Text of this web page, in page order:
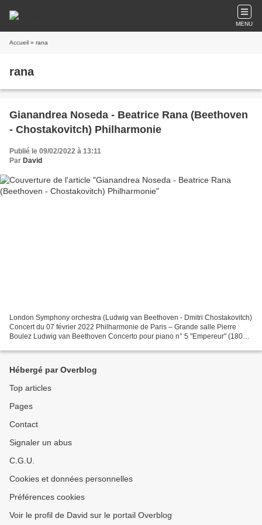
MENU
Accueil » rana
rana
Gianandrea Noseda - Beatrice Rana (Beethoven
- Chostakovitch) Philharmonie
Publié le 09/02/2022 à 13:11
Par David
London Symphony orchestra (Ludwig van Beethoven - Dmitri Chostakovitch)
Concert du 07 février 2022 Philharmonie de Paris – Grande salle Pierre
Boulez Ludwig van Beethoven Concerto pour piano n° 5 "Empereur" (1809-
Hébergé par Overblog
Top articles
Pages
Contact
Signaler un abus
C.G.U.
Cookies et données personnelles
Préférences cookies
Voir le profil de David sur le portail Overblog